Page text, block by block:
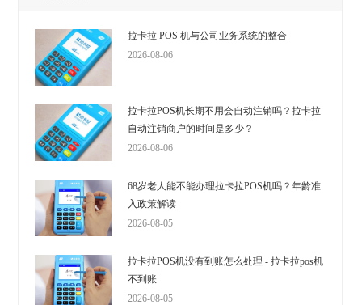
拉卡拉 POS 机与公司业务系统的整合
2026-08-06
拉卡拉POS机长期不用会自动注销吗？拉卡拉
自动注销商户的时间是多少？
2026-08-06
68岁老人能不能办理拉卡拉POS机吗？年龄准
入政策解读
2026-08-05
拉卡拉POS机没有到账怎么处理 - 拉卡拉pos机
不到账
2026-08-05